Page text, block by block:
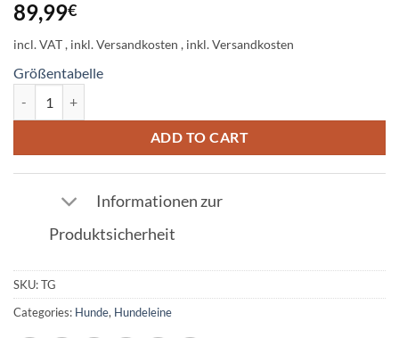
89,99€
incl. VAT
Größentabelle
ADD TO CART
Informationen zur
Produktsicherheit
SKU:TG
Categories: Hunde, Hundeleine